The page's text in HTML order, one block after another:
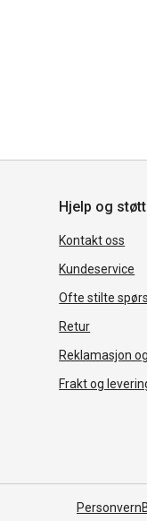
Hjelp og
Kontakt oss
Kundeservice
Ofte stilte
Retur
Reklamasjon
Frakt og
Personvern